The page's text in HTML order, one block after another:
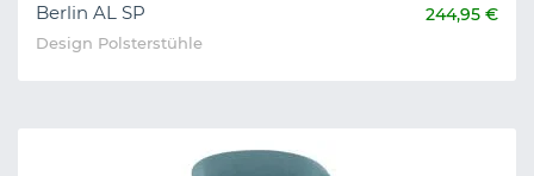
Berlin AL SP 244,95 €
Design Polsterstühle